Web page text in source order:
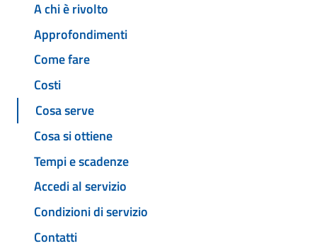
A chi è rivolto
Approfondimenti
Come fare
Costi
Cosa serve
Cosa si ottiene
Tempi e scadenze
Accedi al servizio
Condizioni di servizio
Contatti